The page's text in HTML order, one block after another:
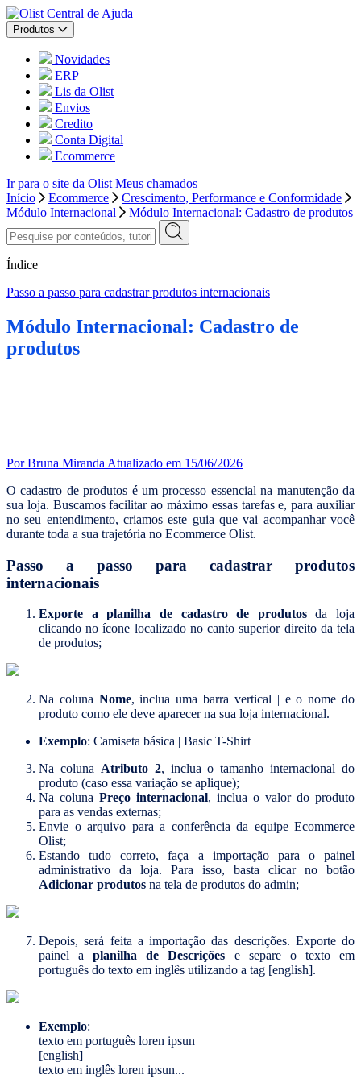
Central de Ajuda
Produtos
Novidades
ERP
Lis da Olist
Envios
Credito
Conta Digital
Ecommerce
Ir para o site da Olist Meus chamados
Início
Ecommerce
Crescimento, Performance e Conformidade
Módulo Internacional
Módulo Internacional: Cadastro de produtos
Índice
Passo a passo para cadastrar produtos internacionais
Módulo Internacional: Cadastro de
produtos
Por Bruna Miranda Atualizado em 15/06/2026
O cadastro de produtos é um processo essencial na manutenção da
sua loja. Buscamos facilitar ao máximo essas tarefas e, para auxiliar
no seu entendimento, criamos este guia que vai acompanhar você
durante toda a sua trajetória no Ecommerce Olist.
Passo a passo para cadastrar produtos
internacionais
Exporte a planilha de cadastro de produtosda loja
clicando no ícone localizado no canto superior direito da tela
de produtos;
Na coluna Nome, inclua uma barra vertical | e o nome do
produto como ele deve aparecer na sua loja internacional.
Exemplo: Camiseta básica | Basic T-Shirt
Na coluna Atributo 2, inclua o tamanho internacional do
produto (caso essa variação se aplique);
Na coluna Preço internacional, inclua o valor do produto
para as vendas externas;
Envie o arquivo para a conferência da equipe Ecommerce
Olist;
Estando tudo correto, faça a importação para o painel
administrativo da loja. Para isso, basta clicar no botão
Adicionar produtos na tela de produtos do admin;
Depois, será feita a importação das descrições. Exporte do
painel aplanilha de Descrições e separe o texto em
português do texto em inglês utilizando a tag [english].
Exemplo:
texto em português loren ipsun
[english]
texto em inglês loren ipsun...